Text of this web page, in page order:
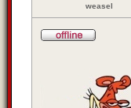
weasel